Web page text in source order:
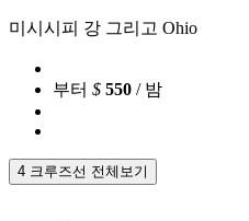
미시시피 강 그리고 Ohio
부터 $ 550 / 밤
4 크루즈선 전체보기